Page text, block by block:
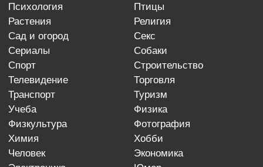
психология
птицы
растения
религия
сад и огород
секс
сериалы
собаки
спорт
строительство
телевидение
торговля
транспорт
туризм
учеба
физика
физкультура
фотография
химия
хобби
человек
экономика